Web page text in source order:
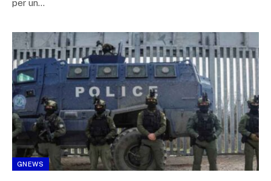
per un…
GNEWS